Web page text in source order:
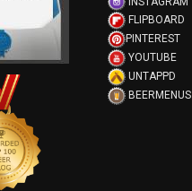
FLIPBOARD
PINTEREST
YOUTUBE
UNTAPPD
BEERMENUS